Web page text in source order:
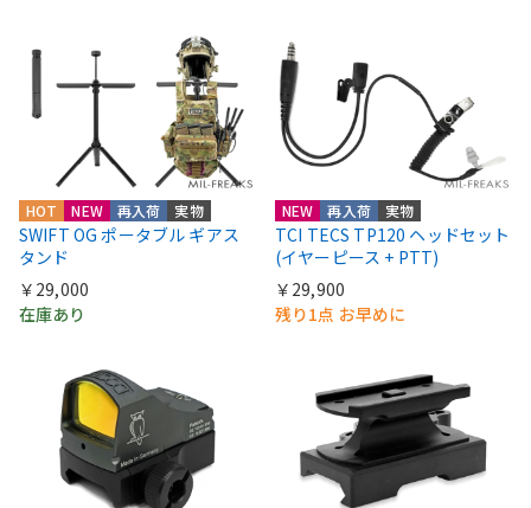
HOT NEW 再入荷 実物
SWIFT OG ポータブル ギアス
タンド
￥29,000
在庫あり
NEW 再入荷 実物
TCI TECS TP120 ヘッドセット
(イヤーピース + PTT)
￥29,900
残り1点 お早めに